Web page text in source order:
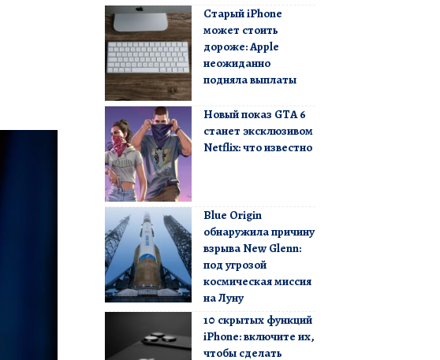
Старый iPhone
может стоить
дороже: Apple
неожиданно
подняла выплаты
Новый показ GTA 6
станет эксклюзивом
Netflix: что известно
Blue Origin
обнаружила причину
взрыва New Glenn:
под угрозой
космическая миссия
на Луну
10 скрытых функций
iPhone: включите их,
чтобы сделать